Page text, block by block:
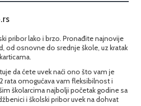
pribor lako i brzo. Pronađite najnovije
od osnovne do srednje škole, uz kratak
da ćete uvek naći ono što vam je
rata omogućava vam fleksibilnost i
školarcima najbolji početak godine sa
i školski pribor uvek na dohvat